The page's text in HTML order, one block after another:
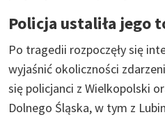
Policja ustaliła jego
Po tragedii rozpoczęły się
wyjaśnić okoliczności
się policjanci z Wielkopolski
Dolnego Śląska, w tym z